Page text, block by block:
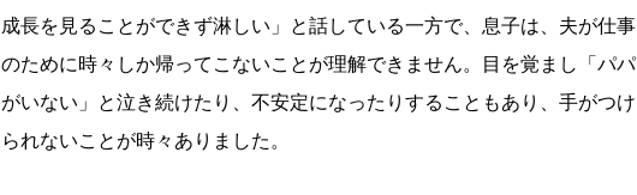
成長を見ることができず淋しい」と話している一方で、息子は、夫が仕事
のために時々しか帰ってこないことが理解できません。目を覚まし「パパ
がいない」と泣き続けたり、不安定になったりすることもあり、手がつけ
られないことが時々ありました。